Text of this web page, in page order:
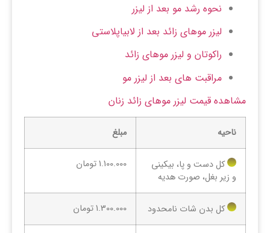
نحوه رشد مو بعد از لیزر
لیزر موهای زائد بعد از لابیاپلاستی
راکوتان و لیزر موهای زائد
مراقبت های بعد از لیزر مو
مشاهده قیمت لیزر موهای زائد زنان
ناحیه مبلغ
کل دست و پا، بیکینی
و زیر بغل، صورت هدیه
1.100.000 تومان
کل بدن شات نامحدود 1.300.000 تومان